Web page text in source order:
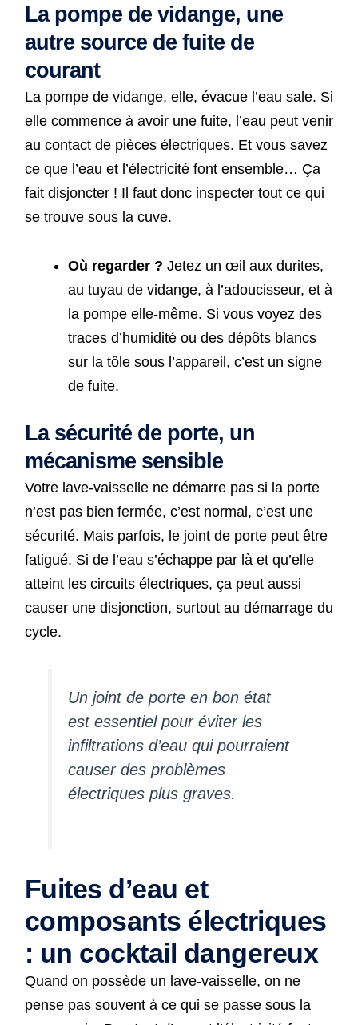
La pompe de vidange, une
autre source de fuite de
courant
La pompe de vidange, elle, évacue l’eau sale. Si
elle commence à avoir une fuite, l’eau peut venir
au contact de pièces électriques. Et vous savez
ce que l’eau et l’électricité font ensemble… Ça
fait disjoncter ! Il faut donc inspecter tout ce qui
se trouve sous la cuve.
Où regarder ? Jetez un œil aux durites,
au tuyau de vidange, à l’adoucisseur, et à
la pompe elle-même. Si vous voyez des
traces d’humidité ou des dépôts blancs
sur la tôle sous l’appareil, c’est un signe
de fuite.
La sécurité de porte, un
mécanisme sensible
Votre lave-vaisselle ne démarre pas si la porte
n’est pas bien fermée, c’est normal, c’est une
sécurité. Mais parfois, le joint de porte peut être
fatigué. Si de l’eau s’échappe par là et qu’elle
atteint les circuits électriques, ça peut aussi
causer une disjonction, surtout au démarrage du
cycle.
Un joint de porte en bon état
est essentiel pour éviter les
infiltrations d’eau qui pourraient
causer des problèmes
électriques plus graves.
Fuites d’eau et
composants électriques
: un cocktail dangereux
Quand on possède un lave-vaisselle, on ne
pense pas souvent à ce qui se passe sous la